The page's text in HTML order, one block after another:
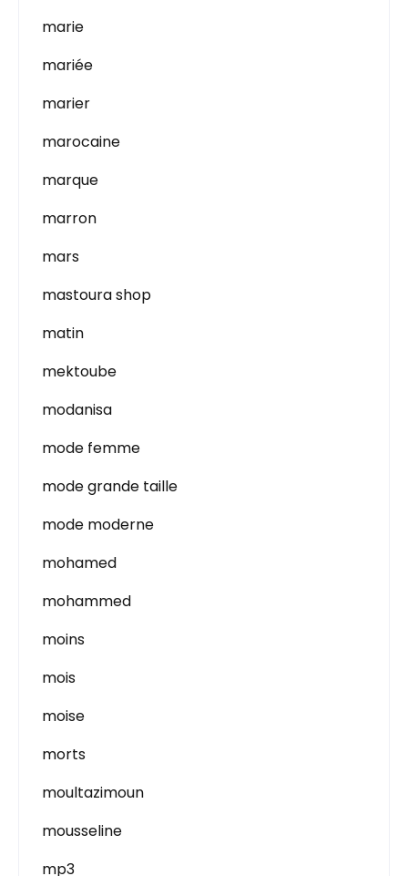
marie
mariée
marier
marocaine
marque
marron
mars
mastoura shop
matin
mektoube
modanisa
mode femme
mode grande taille
mode moderne
mohamed
mohammed
moins
mois
moise
morts
moultazimoun
mousseline
mp3